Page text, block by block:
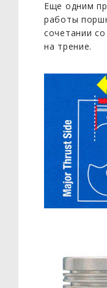
Еще одним
работы
сочетании
на трение.